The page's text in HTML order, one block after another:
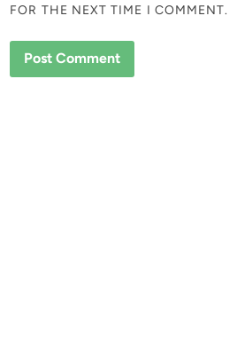
FOR THE NEXT TIME I COMMENT.